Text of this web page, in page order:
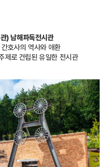
) 남해파독전시관
호사의 역사와 애환
제로 건립된 유일한 전시관